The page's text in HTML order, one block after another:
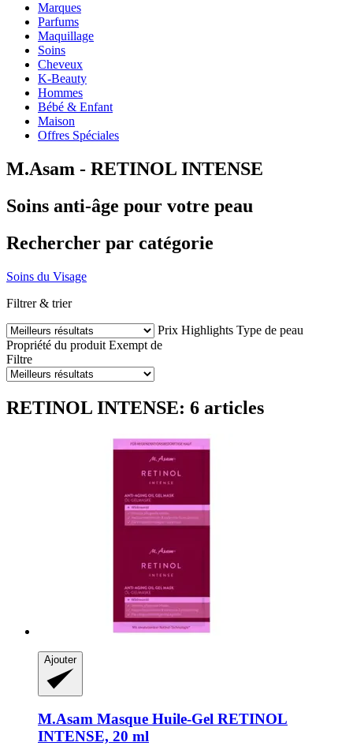
Marques
Parfums
Maquillage
Soins
Cheveux
K-Beauty
Hommes
Bébé & Enfant
Maison
Offres Spéciales
M.Asam - RETINOL INTENSE
Soins anti-âge pour votre peau
Rechercher par catégorie
Soins du Visage
Filtrer & trier
Prix Highlights Type de peau
Propriété du produit Exempt de
Filtre
RETINOL INTENSE: 6 articles
Ajouter
M.Asam Masque Huile-​Gel RETINOL
INTENSE, 20 ml